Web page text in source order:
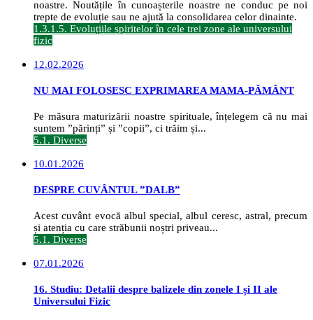
noastre. Noutățile în cunoașterile noastre ne conduc pe noi
trepte de evoluție sau ne ajută la consolidarea celor dinainte.
1.3.1.5. Evoluțiile spiritelor în cele trei zone ale universului
fizic
12.02.2026
NU MAI FOLOSESC EXPRIMAREA MAMA-PĂMÂNT
Pe măsura maturizării noastre spirituale, înțelegem că nu mai
suntem ”părinți” și ”copii”, ci trăim și...
5.1. Diverse
10.01.2026
DESPRE CUVÂNTUL ”DALB”
Acest cuvânt evocă albul special, albul ceresc, astral, precum
și atenția cu care străbunii noștri priveau...
5.1. Diverse
07.01.2026
16. Studiu: Detalii despre balizele din zonele I și II ale
Universului Fizic